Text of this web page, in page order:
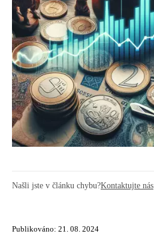
Našli jste v článku chybu?Kontaktujte nás
Publikováno: 21. 08. 2024